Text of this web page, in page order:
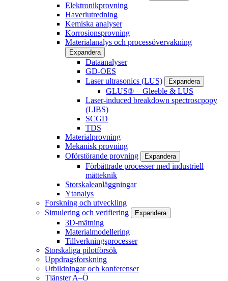
Elektronikprovning
Haveriutredning
Kemiska analyser
Korrosionsprovning
Materialanalys och processövervakning
Expandera
Dataanalyser
GD-OES
Laser ultrasonics (LUS)
Expandera
GLUS® − Gleeble & LUS
Laser-induced breakdown spectroscpopy
(LIBS)
SCGD
TDS
Materialprovning
Mekanisk provning
Oförstörande provning
Expandera
Förbättrade processer med industriell
mätteknik
Storskaleanläggningar
Ytanalys
Forskning och utveckling
Simulering och verifiering
Expandera
3D-mätning
Materialmodellering
Tillverkningsprocesser
Storskaliga pilotförsök
Uppdragsforskning
Utbildningar och konferenser
Tjänster A–Ö